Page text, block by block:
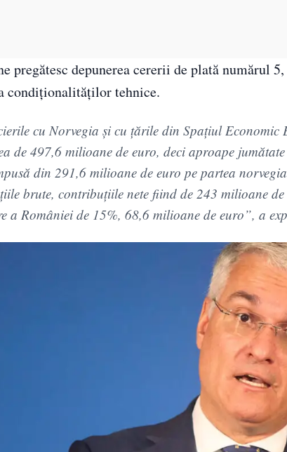
pregătesc depunerea cererii de plată numărul
condiționalităților tehnice.
cu Norvegia şi cu ţările din Spaţiul Economic
de 497,6 milioane de euro, deci aproape
din 291,6 milioane de euro pe partea
brute, contribuţiile nete fiind de 243 milioane
a României de 15%, 68,6 milioane de euro”, a